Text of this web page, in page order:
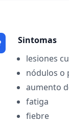
Sintomas
lesiones
nódulos o
aumento
fatiga
fiebre